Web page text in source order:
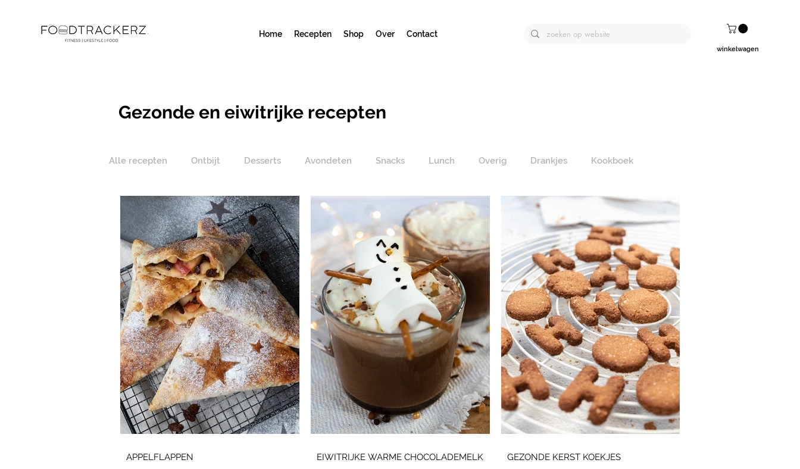
Home Recepten Shop Over Contact
winkelwagen
Gezonde en eiwitrijke recepten
Alle recepten Ontbijt Desserts Avondeten Snacks Lunch Overig Drankjes Kookboek
Bijgerecht
APPELFLAPPEN EIWITRIJKE WARME CHOCOLADEMELK GEZONDE KERST KOEKJES